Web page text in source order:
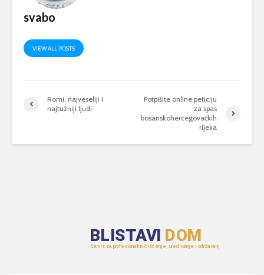
svabo
VIEW ALL POSTS
Romi, najveseliji i
najtužniji ljudi
Potpišite online peticiju
za spas
bosanskohercegovačkih
rijeka